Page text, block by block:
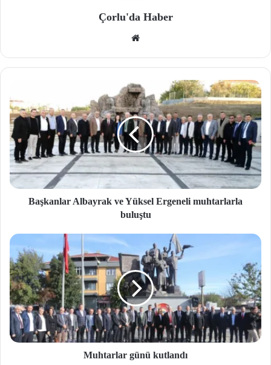
Çorlu'da Haber
site
Başkanlar Albayrak ve Yüksel Ergeneli muhtarlarla
buluştu
Muhtarlar günü kutlandı